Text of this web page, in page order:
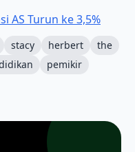
AS Turun ke 3,5%
stacy herbert
the
pemikir